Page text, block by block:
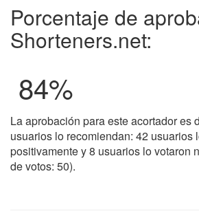
Porcentaje de
Shorteners.net:
84%
La aprobación para este acortador es
usuarios lo recomiendan: 42 usuarios
positivamente y 8 usuarios lo votaron
de votos: 50).